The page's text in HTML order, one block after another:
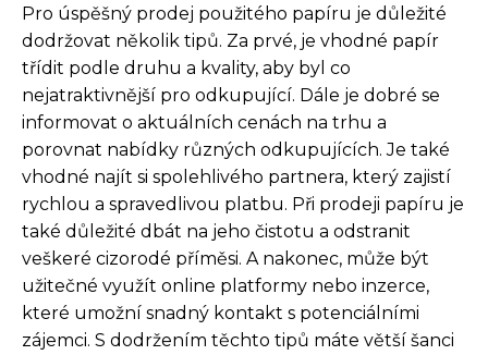
Pro úspěšný prodej použitého papíru je důležité
dodržovat několik tipů. Za prvé, je vhodné papír
třídit podle druhu a kvality, aby byl co
nejatraktivnější pro odkupující. Dále je dobré se
informovat o aktuálních cenách na trhu a
porovnat nabídky různých odkupujících. Je také
vhodné najít si spolehlivého partnera, který zajistí
rychlou a spravedlivou platbu. Při prodeji papíru je
také důležité dbát na jeho čistotu a odstranit
veškeré cizorodé příměsi. A nakonec, může být
užitečné využít online platformy nebo inzerce,
které umožní snadný kontakt s potenciálními
zájemci. S dodržením těchto tipů máte větší šanci